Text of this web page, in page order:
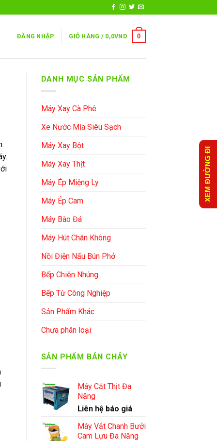
ĐĂNG NHẬP GIỎ HÀNG / 0,0VND 0
DANH MỤC SẢN PHẨM
Máy Xay Cà Phê
Xe Nước Mía Siêu Sạch
Máy Xay Bột
Máy Xay Thịt
Máy Ép Miệng Ly
Máy Ép Cam
Máy Bào Đá
Máy Hút Chân Không
Nồi Điện Nấu Bún Phở
Bếp Chiên Nhúng
Bếp Từ Công Nghiệp
Sản Phẩm Khác
Chưa phân loại
SẢN PHẨM BÁN CHẢY
Máy Cắt Thịt Đa
Năng
Liên hệ báo giá
Máy Vắt Chanh Bưởi
Cam Lựu Đa Năng
XEM ĐƯỜNG ĐI